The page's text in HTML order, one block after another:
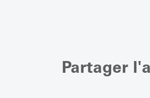
Partager